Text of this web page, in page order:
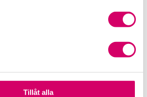
Tillåt alla
– för utbildningsleverantörer